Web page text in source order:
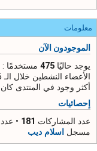
معلومات
الموجودون الآن
يوجد حاليًا 475
الأعضاء النشطين خلال الـ 5 دقائق الماضية)
أكثر وجود في المنتدى كان
إحصائيات
عدد المشاركات 181
•
مسجل اسلام ديب